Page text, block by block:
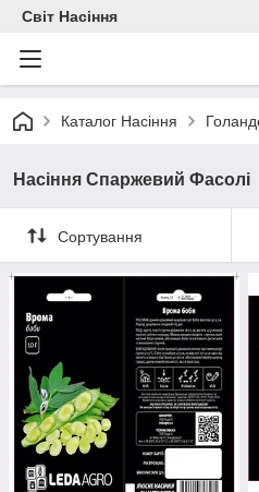
Світ Насіння
Каталог Насіння
Насіння Спаржевий Фасолі
Сортування